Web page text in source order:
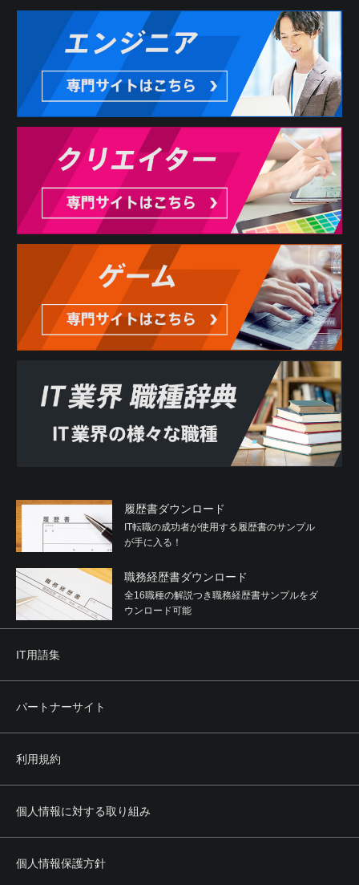
履歴書ダウンロード
IT転職の成功者が使用する履歴書のサンプル
が手に入る！
職務経歴書ダウンロード
全16職種の解説つき職務経歴書サンプルをダ
ウンロード可能
IT用語集
パートナーサイト
利用規約
個人情報に対する取り組み
個人情報保護方針